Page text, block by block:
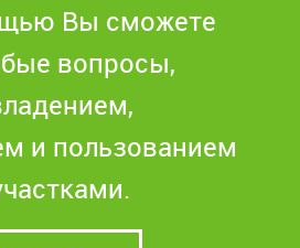
Вы сможете
вопросы,
и пользованием